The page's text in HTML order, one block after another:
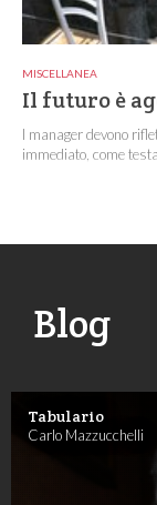
MISCELLANEA
Il futuro è
I manager devono
immediato, come
Blog
Tabulario
Carlo Mazzucchelli